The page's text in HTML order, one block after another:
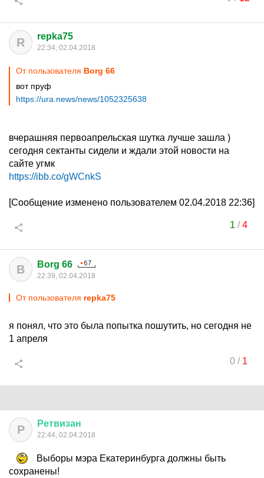
R repka75
22:34, 02.04.2018
От пользователя Borg 66
вот пруф
https://ura.news/news/1052325638
вчерашняя первоапрельская шутка лучше зашла )
сегодня сектанты сидели и ждали этой новости на
сайте угмк
https://ibb.co/gWCnkS
[Сообщение изменено пользователем 02.04.2018 22:36]
1 /4
B Borg 66
22:39, 02.04.2018
От пользователя repka75
я понял, что это была попытка пошутить, но сегодня не
1 апреля
0/ 1
Р Ретвизан
22:44, 02.04.2018
Выборы мэра Екатеринбурга должны быть
сохранены!